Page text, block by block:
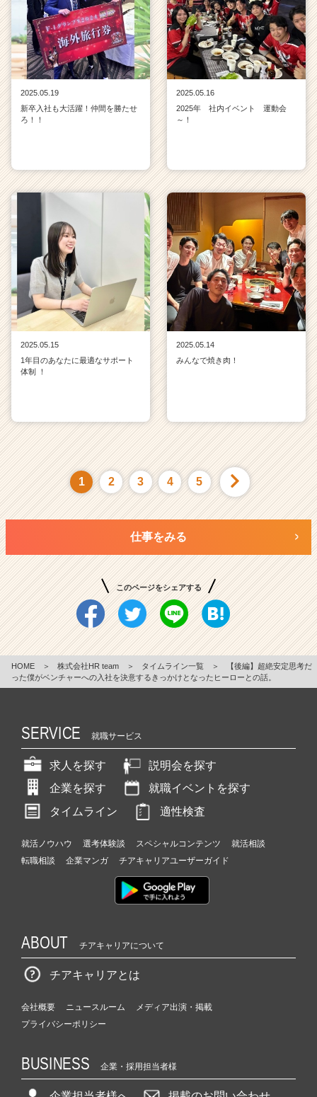
2025.05.19
新卒入社も大活躍！仲間を勝たせ
ろ！！
2025.05.16
2025年 社内イベント 運動会
～！
2025.05.15
1年目のあなたに最適なサポート
体制 ！
2025.05.14
みんなで焼き肉！
1 2 3 4 5
仕事をみる
このページをシェアする
HOME ＞ 株式会社HR team ＞ タイムライン一覧 ＞
【後編】超絶安定思考だ
った僕がベンチャーへの入社を決意するきっかけとなったヒーローとの話。
SERVICE 就職サービス
求人を探す
説明会を探す
企業を探す
就職イベントを探す
タイムライン
適性検査
就活ノウハウ 選考体験談 スペシャルコンテンツ
就活相談
転職相談
企業マンガ チアキャリアユーザーガイド
ABOUT チアキャリアについて
チアキャリアとは
会社概要 ニュースルーム
メディア出演・掲載
プライバシーポリシー
BUSINESS 企業・採用担当者様